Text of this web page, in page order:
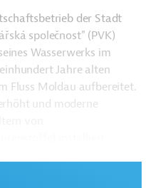
der Stadt
společnost" (PVK)
Wasserwerks im
Jahre alten
Fluss Moldau aufbereitet.
und moderne